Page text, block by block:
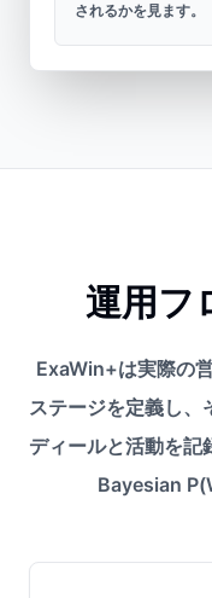
されるかを見ます。
運用フ
ExaWin+は実際の
ステージを定義し、
ディールと活動を記
Bayesian